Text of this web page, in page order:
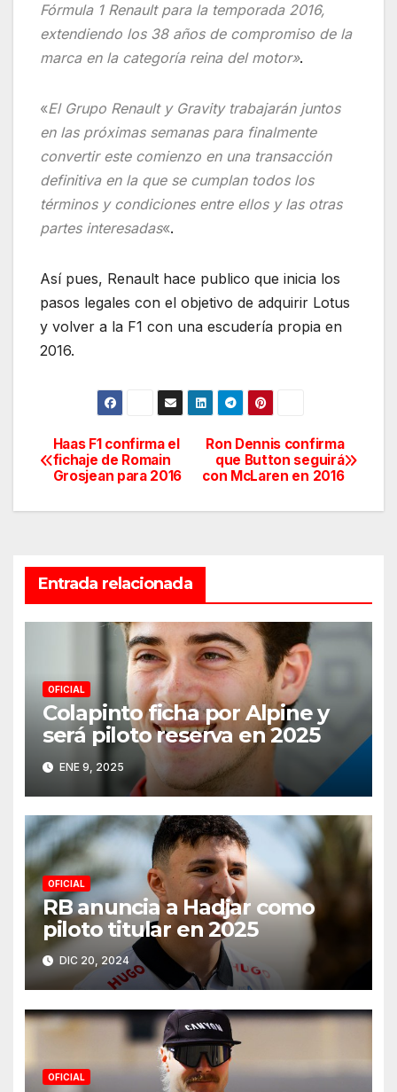
Fórmula 1 Renault para la temporada 2016,
extendiendo los 38 años de compromiso de la
marca en la categoría reina del motor».
«El Grupo Renault y Gravity trabajarán juntos
en las próximas semanas para finalmente
convertir este comienzo en una transacción
definitiva en la que se cumplan todos los
términos y condiciones entre ellos y las otras
partes interesadas«.
Así pues, Renault hace publico que inicia los
pasos legales con el objetivo de adquirir Lotus
y volver a la F1 con una escudería propia en
2016.
Navegación
de
Ron Dennis confirma
que Button seguirá
con McLaren en 2016
Haas F1 confirma el
fichaje de Romain
Grosjean para 2016
Entrada relacionada
OFICIAL
Colapinto ficha por Alpine y
será piloto reserva en 2025
ENE 9, 2025
OFICIAL
RB anuncia a Hadjar como
piloto titular en 2025
DIC 20, 2024
OFICIAL